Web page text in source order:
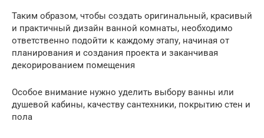
Таким образом, чтобы создать оригинальный, красивый
и практичный дизайн ванной комнаты, необходимо
ответственно подойти к каждому этапу, начиная от
планирования и создания проекта и заканчивая
декорированием помещения
Особое внимание нужно уделить выбору ванны или
душевой кабины, качеству сантехники, покрытию стен и
пола